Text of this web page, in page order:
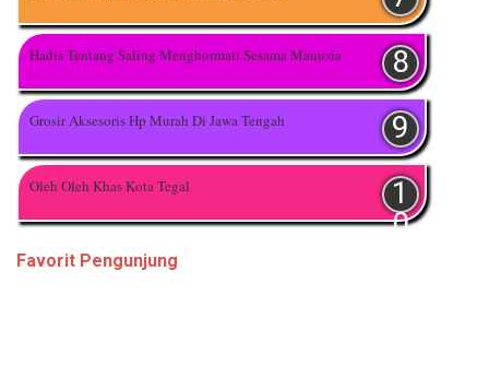
Hadis Tentang Saling Menghormati Sesama Manusia
Grosir Aksesoris Hp Murah Di Jawa Tengah
Oleh Oleh Khas Kota Tegal
Favorit Pengunjung